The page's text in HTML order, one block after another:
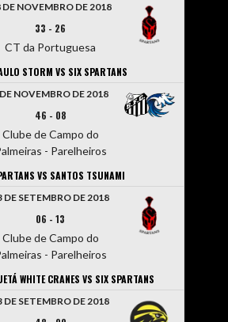
DE NOVEMBRO DE 2018
33 - 26
CT da Portuguesa
STORM VS SIX SPARTANS
NOVEMBRO DE 2018
46 - 08
Clube de Campo do
- Parelheiros
VS SANTOS TSUNAMI
DE SETEMBRO DE 2018
06 -13
Clube de Campo do
- Parelheiros
WHITE CRANES VS SIX SPARTANS
DE SETEMBRO DE 2018